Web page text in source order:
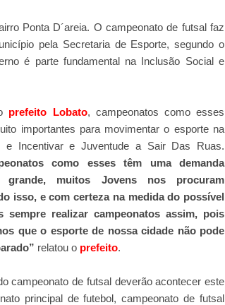
Ponta D´areia. O campeonato de futsal faz
pela Secretaria de Esporte, segundo o
é parte fundamental na Inclusão Social e
prefeito Lobato, campeonatos como esses
importantes para movimentar o esporte na
e Incentivar e Juventude a Sair Das Ruas.
como esses têm uma demanda
grande, muitos Jovens nos procuram
isso, e com certeza na medida do possível
sempre realizar campeonatos assim, pois
que o esporte de nossa cidade não pode
relatou o prefeito.
campeonato de futsal deverão acontecer este
principal de futebol, campeonato de futsal